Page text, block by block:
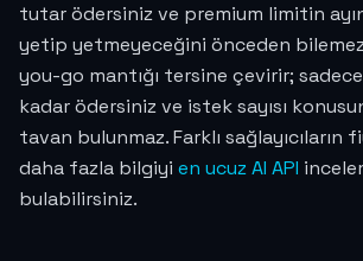
tutar ödersiniz ve premium limitin
yetip yetmeyeceğini önceden
you-go mantığı tersine çevirir; sadece
kadar ödersiniz ve istek sayısı
tavan bulunmaz. Farklı sağlayıcıların
daha fazla bilgiyi en ucuz AI API
bulabilirsiniz.